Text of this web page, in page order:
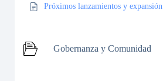
Próximos lanzamientos y expansión
Gobernanza y Comunidad